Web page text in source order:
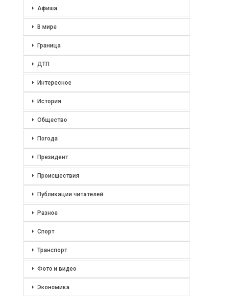
Афиша
В мире
Граница
ДТП
Интересное
История
Общество
Погода
Президент
Происшествия
Публикации читателей
Разное
Спорт
Транспорт
Фото и видео
Экономика